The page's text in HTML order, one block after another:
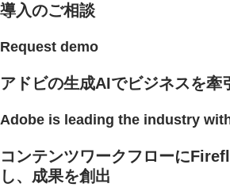
導入のご相談
Request demo
アドビの生成AIでビジネスを牽引
Adobe is leading the industry
コンテンツワークフローに
し、成果を創出